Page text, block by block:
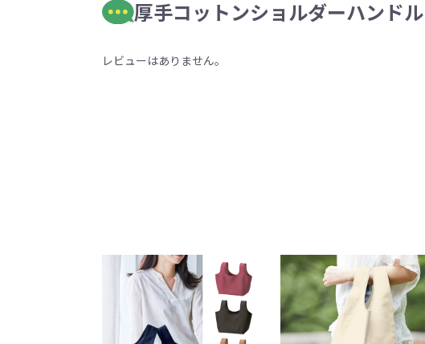
厚手コットンショルダーハンド
レビューはありません。